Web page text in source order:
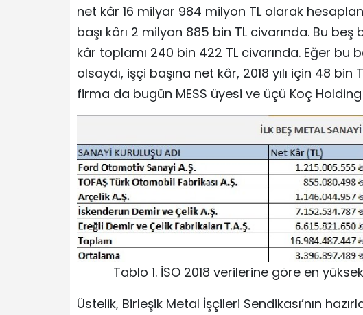
net kâr 16 milyar 984 milyon TL olarak
başı kârı 2 milyon 885 bin TL civarında. Bu beş
kâr toplamı 240 bin 422 TL civarında. Eğer bu
olsaydı, işçi başına net kâr, 2018 yılı için 48
firma da bugün MESS üyesi ve üçü Koç Holding
Tablo 1. İSO 2018 verilerine göre en
Üstelik, Birleşik Metal İşçileri Sendikası’nın